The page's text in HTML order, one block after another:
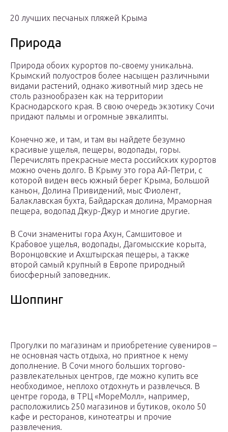
20 лучших песчаных пляжей Крыма
Природа
Природа обоих курортов по-своему уникальна.
Крымский полуостров более насыщен различными
видами растений, однако животный мир здесь не
столь разнообразен как на территории
Краснодарского края. В свою очередь экзотику Сочи
придают пальмы и огромные эвкалипты.
Конечно же, и там, и там вы найдете безумно
красивые ущелья, пещеры, водопады, горы.
Перечислять прекрасные места российских курортов
можно очень долго. В Крыму это гора Ай-Петри, с
которой виден весь южный берег Крыма, Большой
каньон, Долина Привидений, мыс Фиолент,
Балаклавская бухта, Байдарская долина, Мраморная
пещера, водопад Джур-Джур и многие другие.
В Сочи знамениты гора Ахун, Самшитовое и
Крабовое ущелья, водопады, Дагомысские корыта,
Воронцовские и Ахштырская пещеры, а также
второй самый крупный в Европе природный
биосферный заповедник.
Шоппинг
Прогулки по магазинам и приобретение сувениров –
не основная часть отдыха, но приятное к нему
дополнение. В Сочи много больших торгово-
развлекательных центров, где можно купить все
необходимое, неплохо отдохнуть и развлечься. В
центре города, в ТРЦ «МореМолл», например,
расположились 250 магазинов и бутиков, около 50
кафе и ресторанов, кинотеатры и прочие
развлечения.